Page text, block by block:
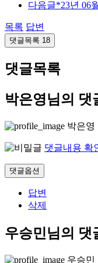
다음글*23년 06
목록 답변
댓글목록 18
댓글목록
박은영님의 댓
박은영
댓글내용 확
댓글옵션
답변
삭제
우승민님의 댓
우승민